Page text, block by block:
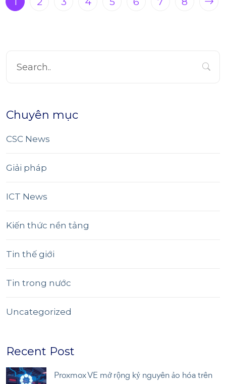
Chuyên mục
CSC News
Giải pháp
ICT News
Kiến thức nền tảng
Tin thế giới
Tin trong nước
Uncategorized
Recent Post
Proxmox VE mở rộng kỷ nguyên ảo hóa trên